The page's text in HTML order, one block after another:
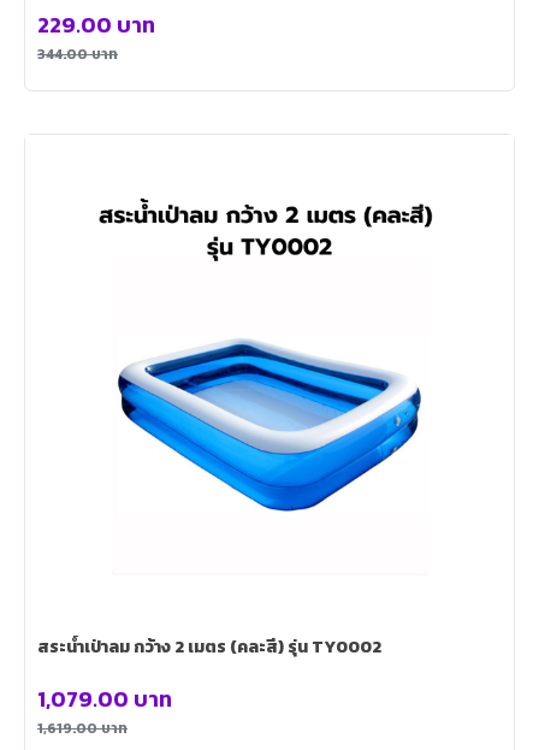
344.00บาท
229.00 บาท
สระน้ำเป่าลม กว้าง 2 เมตร (คละสี) รุ่น TY0002
1,619.00บาท
1,079.00 บาท